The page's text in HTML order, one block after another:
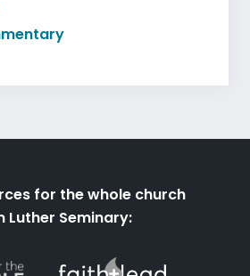
for the whole church
Luther Seminary: